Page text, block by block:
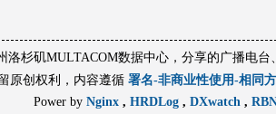
洛杉矶MULTACOM数据中心，分享的广播电
原创权利，内容遵循 署名-非商业性使用-相同
Power by Nginx , HRDLog , DXwatch ,